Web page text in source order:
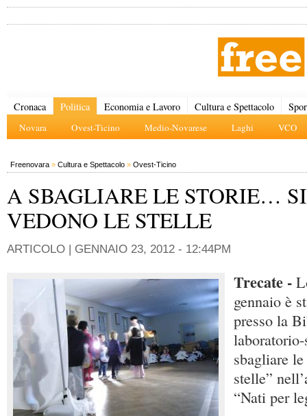
Cronaca Politica
Novara Ovest-Ticino Medio-Novarese Laghi VCO
Economia e Lavoro Cultura e Spettacolo
Freenovara » Cultura e Spettacolo » Ovest-Ticino
A SBAGLIARE LE STORIE… SI
VEDONO LE STELLE
ARTICOLO | GENNAIO 23, 2012 - 12:44PM
Trecate -
gennaio è
presso la
sbagliare
stelle”
“Nati per